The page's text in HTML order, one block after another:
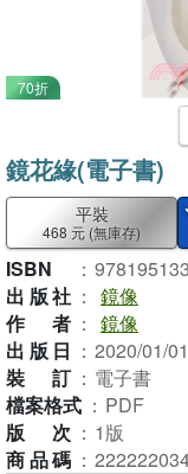
70折
鏡花緣(電子書)
平裝
468 元 (無庫存)
ISBN ：
出版社 ： 鏡像
作者 ： 鏡像
出版日 ： 2020/01/01
裝訂 ： 電子書
檔案格式 ： PDF
版次 ： 1版
商品碼 ：